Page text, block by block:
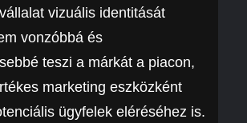
vizuális identitását
vonzóbbá és
teszi a márkát a piacon,
marketing eszközként
ügyfelek eléréséhez is.